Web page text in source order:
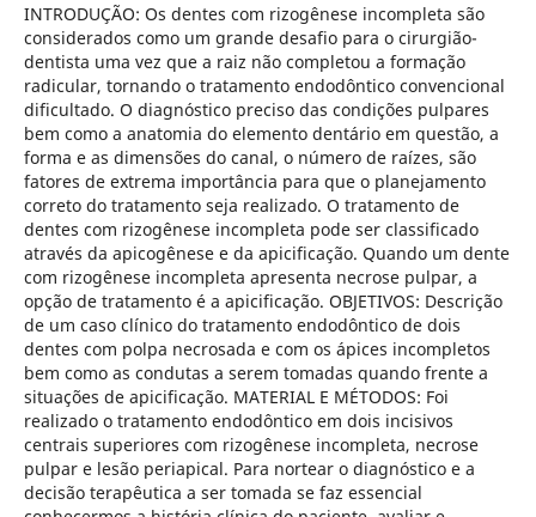
INTRODUÇÃO: Os dentes com rizogênese incompleta são
considerados como um grande desafio para o cirurgião-
dentista uma vez que a raiz não completou a formação
radicular, tornando o tratamento endodôntico convencional
dificultado. O diagnóstico preciso das condições pulpares
bem como a anatomia do elemento dentário em questão, a
forma e as dimensões do canal, o número de raízes, são
fatores de extrema importância para que o planejamento
correto do tratamento seja realizado. O tratamento de
dentes com rizogênese incompleta pode ser classificado
através da apicogênese e da apicificação. Quando um dente
com rizogênese incompleta apresenta necrose pulpar, a
opção de tratamento é a apicificação. OBJETIVOS: Descrição
de um caso clínico do tratamento endodôntico de dois
dentes com polpa necrosada e com os ápices incompletos
bem como as condutas a serem tomadas quando frente a
situações de apicificação. MATERIAL E MÉTODOS: Foi
realizado o tratamento endodôntico em dois incisivos
centrais superiores com rizogênese incompleta, necrose
pulpar e lesão periapical. Para nortear o diagnóstico e a
decisão terapêutica a ser tomada se faz essencial